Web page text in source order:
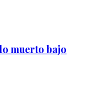
muerto bajo